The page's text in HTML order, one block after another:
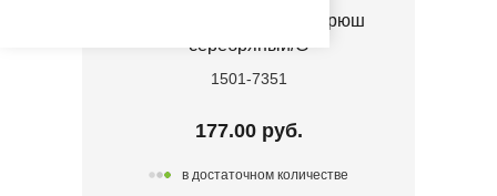
Шляпа Ведьмы черная рюш
серебряный/G
1501-7351
177.00 руб.
в достаточном количестве